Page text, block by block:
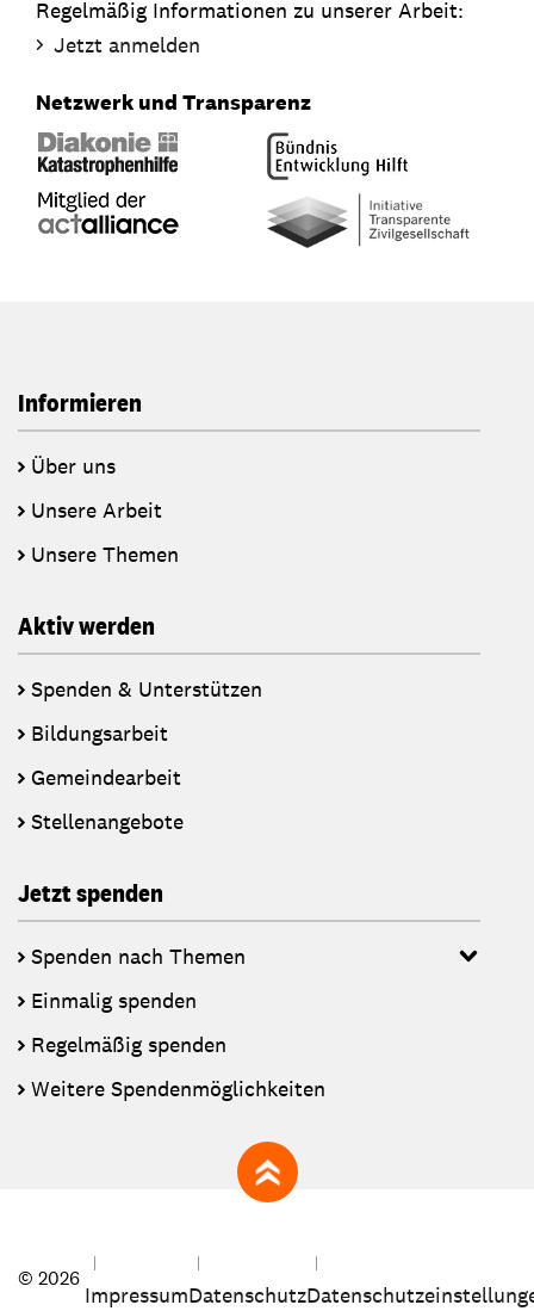
Regelmäßig Informationen zu unserer Arbeit:
Jetzt anmelden
Netzwerk und Transparenz
Informieren
Über uns
Unsere Arbeit
Unsere Themen
Aktiv werden
Spenden & Unterstützen
Bildungsarbeit
Gemeindearbeit
Stellenangebote
Jetzt spenden
Spenden nach Themen
Einmalig spenden
Regelmäßig spenden
Weitere Spendenmöglichkeiten
zum Seitenanfang
© 2026
ImpressumDatenschutz